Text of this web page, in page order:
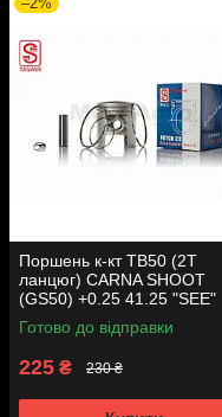
Поршень к-кт TB50 (2T
ланцюг) CARNA SHOOT
(GS50) +0.25 41.25 "SEE"
(Sheng-E) таємниця (акція)
Готово до відправки
225 ₴ 230 ₴